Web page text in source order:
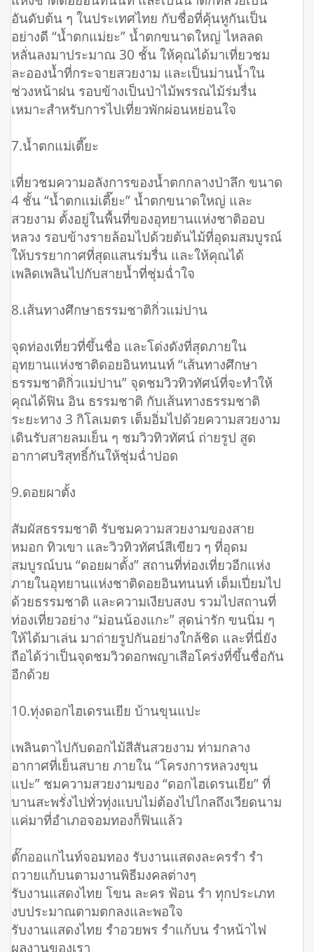
อันดับต้น ๆ ในประเทศไทย กับชื่อที่คุ้นหูกันเป็น
อย่างดี “น้ำตกแม่ยะ” น้ำตกขนาดใหญ่ ไหลลด
หลั่นลงมาประมาณ 30 ชั้น ให้คุณได้มาเที่ยวชม
ละอองน้ำที่กระจายสวยงาม และเป็นม่านน้ำใน
ช่วงหน้าฝน รอบข้างเป็นป่าไม้พรรณไม้ร่มรื่น
เหมาะสำหรับการไปเที่ยวพักผ่อนหย่อนใจ
7.น้ำตกแม่เตี๊ยะ
เที่ยวชมความอลังการของน้ำตกกลางป่าลึก ขนาด
4 ชั้น “น้ำตกแม่เตี๊ยะ” น้ำตกขนาดใหญ่ และ
สวยงาม ตั้งอยู่ในพื้นที่ของอุทยานแห่งชาติออบ
หลวง รอบข้างรายล้อมไปด้วยต้นไม้ที่อุดมสมบูรณ์
ให้บรรยากาศที่สุดแสนร่มรื่น และให้คุณได้
เพลิดเพลินไปกับสายน้ำที่ชุ่มฉ่ำใจ
8.เส้นทางศึกษาธรรมชาติกิ่วแม่ปาน
จุดท่องเที่ยวที่ขึ้นชื่อ และโด่งดังที่สุดภายใน
อุทยานแห่งชาติดอยอินทนนท์ “เส้นทางศึกษา
ธรรมชาติกิ่วแม่ปาน” จุดชมวิวทิวทัศน์ที่จะทำให้
คุณได้ฟิน อิน ธรรมชาติ กับเส้นทางธรรมชาติ
ระยะทาง 3 กิโลเมตร เต็มอิ่มไปด้วยความสวยงาม
เดินรับสายลมเย็น ๆ ชมวิวทิวทัศน์ ถ่ายรูป สูด
อากาศบริสุทธิ์กันให้ชุ่มฉ่ำปอด
9.ดอยผาตั้ง
สัมผัสธรรมชาติ รับชมความสวยงามของสาย
หมอก ทิวเขา และวิวทิวทัศน์สีเขียว ๆ ที่อุดม
สมบูรณ์บน “ดอยผาตั้ง” สถานที่ท่องเที่ยวอีกแห่ง
ภายในอุทยานแห่งชาติดอยอินทนนท์ เต็มเปี่ยมไป
ด้วยธรรมชาติ และความเงียบสงบ รวมไปสถานที่
ท่องเที่ยวอย่าง “ม่อนน้องแกะ” สุดน่ารัก ขนนิ่ม ๆ
ให้ได้มาเล่น มาถ่ายรูปกันอย่างใกล้ชิด และที่นี่ยัง
ถือได้ว่าเป็นจุดชมวิวดอกพญาเสือโคร่งที่ขึ้นชื่อกัน
อีกด้วย
10.ทุ่งดอกไฮเดรนเยีย บ้านขุนแปะ
เพลินตาไปกับดอกไม้สีสันสวยงาม ท่ามกลาง
อากาศที่เย็นสบาย ภายใน “โครงการหลวงขุน
แปะ” ชมความสวยงามของ “ดอกไฮเดรนเยีย” ที่
บานสะพรั่งไปทั่วทุ่งแบบไม่ต้องไปไกลถึงเวียดนาม
แค่มาที่อำเภอจอมทองก็ฟินแล้ว
ตั๊กออแกไนท์จอมทอง รับงานแสดงละครรำ รำ
ถวายแก้บนตามงานพิธีมงคลต่างๆ
รับงานแสดงไทย โขน ละคร ฟ้อน รำ ทุกประเภท
งบประมาณตามตกลงและพอใจ
รับงานแสดงไทย รำอวยพร รำแก้บน รำหน้าไฟ
ผลงานของเรา